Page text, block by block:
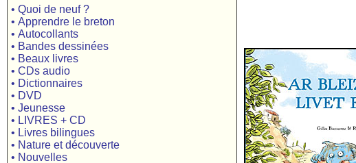
• Quoi de neuf ?
• Apprendre le breton
• Autocollants
• Bandes dessinées
• Beaux livres
• CDs audio
• Dictionnaires
• DVD
• Jeunesse
• LIVRES + CD
• Livres bilingues
• Nature et découverte
• Nouvelles